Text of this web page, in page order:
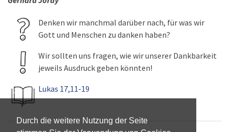
Durch die weitere Nutzung der Seite
Denken wir manchmal darüber nach, für was wir
Gott und Menschen zu danken haben?
Wir sollten uns fragen, wie wir unserer Dankbarkeit
jeweils Ausdruck geben könnten!
Lukas 17,11-19